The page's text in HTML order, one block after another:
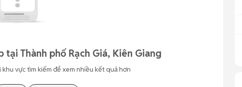
Thành phố Rạch Giá, Kiên Giang
vực tìm kiếm để xem nhiều kết quả hơn